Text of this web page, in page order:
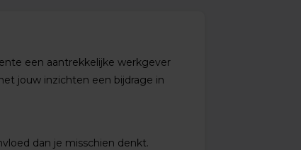
een aantrekkelijke werkgever
jouw inzichten een bijdrage in
dan je misschien denkt.